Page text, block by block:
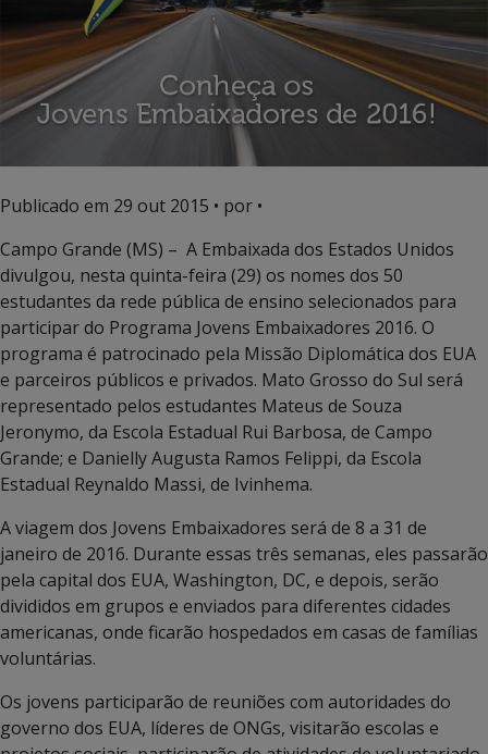
Publicado em 29 out 2015 • por •
Campo Grande (MS) – A Embaixada dos Estados Unidos
divulgou, nesta quinta-feira (29) os nomes dos 50
estudantes da rede pública de ensino selecionados para
participar do Programa Jovens Embaixadores 2016. O
programa é patrocinado pela Missão Diplomática dos EUA
e parceiros públicos e privados. Mato Grosso do Sul será
representado pelos estudantes Mateus de Souza
Jeronymo, da Escola Estadual Rui Barbosa, de Campo
Grande; e Danielly Augusta Ramos Felippi, da Escola
Estadual Reynaldo Massi, de Ivinhema.
A viagem dos Jovens Embaixadores será de 8 a 31 de
janeiro de 2016. Durante essas três semanas, eles passarão
pela capital dos EUA, Washington, DC, e depois, serão
divididos em grupos e enviados para diferentes cidades
americanas, onde ficarão hospedados em casas de famílias
voluntárias.
Os jovens participarão de reuniões com autoridades do
governo dos EUA, líderes de ONGs, visitarão escolas e